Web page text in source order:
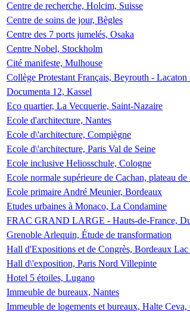
Centre de recherche, Holcim, Suisse
Centre de soins de jour, Bègles
Centre des 7 ports jumelés, Osaka
Centre Nobel, Stockholm
Cité manifeste, Mulhouse
Collège Protestant Français, Beyrouth -
Documenta 12, Kassel
Eco quartier, La Vecquerie, Saint-Nazaire
Ecole d'architecture, Nantes
Ecole d\'architecture, Compiègne
Ecole d\'architecture, Paris Val de Seine
Ecole inclusive Heliosschule, Cologne
Ecole normale supérieure de Cachan, plateau
Ecole primaire André Meunier, Bordeaux
Etudes urbaines à Monaco, La Condamine
FRAC GRAND LARGE - Hauts-de-France,
Grenoble Arlequin, Étude de transformation
Hall d'Expositions et de Congrès, Bordeaux
Hall d\'exposition, Paris Nord Villepinte
Hotel 5 étoiles, Lugano
Immeuble de bureaux, Nantes
Immeuble de logements et bureaux, Halte